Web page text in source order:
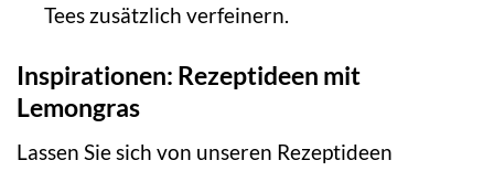
Tees zusätzlich verfeinern.
Inspirationen: Rezeptideen mit
Lemongras
Lassen Sie sich von unseren Rezeptideen